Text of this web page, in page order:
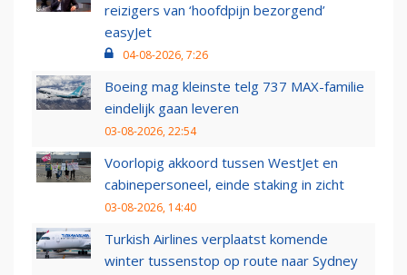
reizigers van ‘hoofdpijn bezorgend’
easyJet
04-08-2026, 7:26
Boeing mag kleinste telg 737 MAX-familie
eindelijk gaan leveren
03-08-2026, 22:54
Voorlopig akkoord tussen WestJet en
cabinepersoneel, einde staking in zicht
03-08-2026, 14:40
Turkish Airlines verplaatst komende
winter tussenstop op route naar Sydney